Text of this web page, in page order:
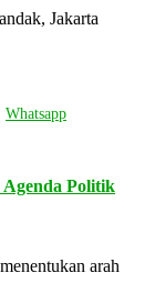
Jakarta
Whatsapp
Politik
arah